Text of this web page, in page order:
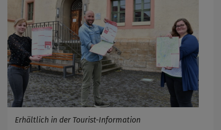
Erhältlich in der Tourist-Information